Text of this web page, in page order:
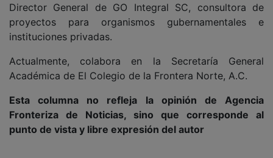
Director General de GO Integral SC, consultora de
proyectos para organismos gubernamentales e
instituciones privadas.
Actualmente, colabora en la Secretaría General
Académica de El Colegio de la Frontera Norte, A.C.
Esta columna no refleja la opinión de Agencia
Fronteriza de Noticias, sino que corresponde al
punto de vista y libre expresión del autor